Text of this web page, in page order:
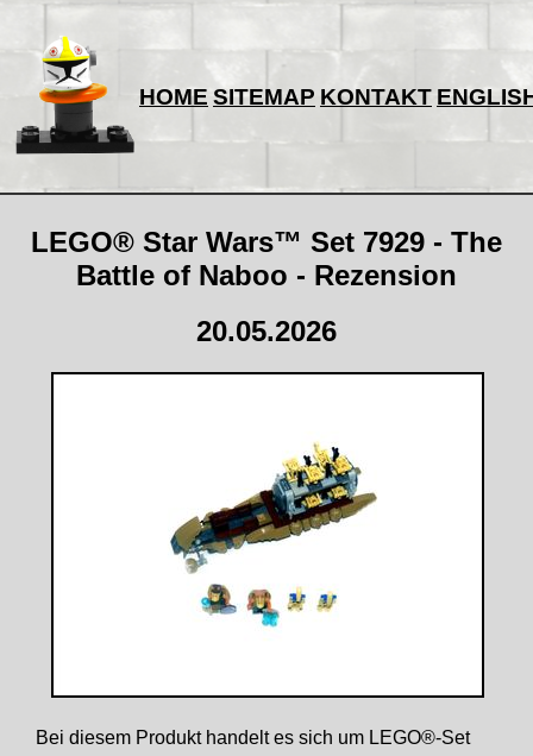
HOME SITEMAP KONTAKT
LEGO® Star Wars™ Set 7929 - The
Battle of Naboo - Rezension
20.05.2026
Bei diesem Produkt handelt es sich um LEGO®-Set